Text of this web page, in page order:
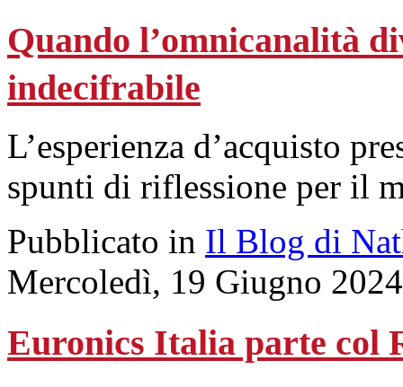
Quando l’omnicanalità
indecifrabile
L’esperienza d’acquisto
spunti di riflessione per il
Pubblicato in Il Blog di
Mercoledì, 19 Giugno
Euronics Italia parte col